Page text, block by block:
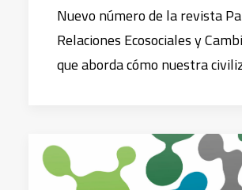
Nuevo número de la revista
Relaciones Ecosociales y
que aborda cómo nuestra